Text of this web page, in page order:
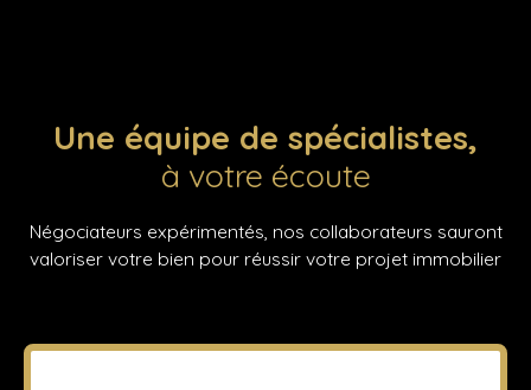
Une équipe de spécialistes,
à votre écoute
Négociateurs expérimentés, nos collaborateurs sauront
valoriser votre bien pour réussir votre projet immobilier